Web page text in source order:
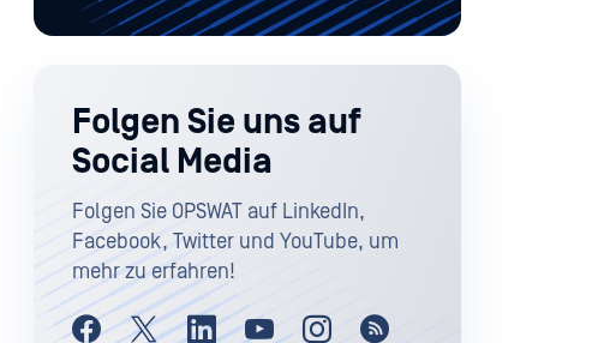
Folgen Sie uns auf
Social Media
Folgen Sie OPSWAT auf LinkedIn,
Facebook, Twitter und YouTube, um
mehr zu erfahren!